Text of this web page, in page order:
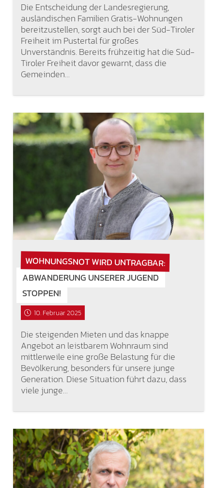
Die Entscheidung der Landesregierung,
ausländischen Familien Gratis-Wohnungen
bereitzustellen, sorgt auch bei der Süd-Tiroler
Freiheit im Pustertal für großes
Unverständnis. Bereits frühzeitig hat die Süd-
Tiroler Freiheit davor gewarnt, dass die
Gemeinden…
WOHNUNGSNOT WIRD UNTRAGBAR:
ABWANDERUNG UNSERER JUGEND
STOPPEN!
10. Februar 2025
Die steigenden Mieten und das knappe
Angebot an leistbarem Wohnraum sind
mittlerweile eine große Belastung für die
Bevölkerung, besonders für unsere junge
Generation. Diese Situation führt dazu, dass
viele junge…